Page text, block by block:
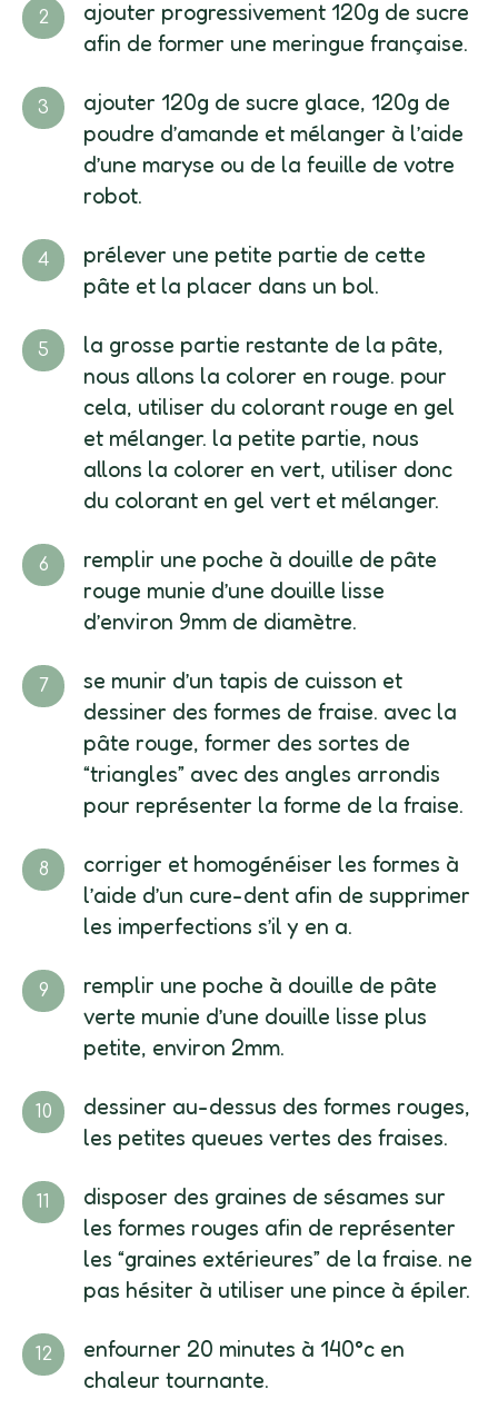
ajouter progressivement 120g de sucre
afin de former une meringue française.
ajouter 120g de sucre glace, 120g de
poudre d’amande et mélanger à l’aide
d’une maryse ou de la feuille de votre
robot.
prélever une petite partie de cette
pâte et la placer dans un bol.
la grosse partie restante de la pâte,
nous allons la colorer en rouge. pour
cela, utiliser du colorant rouge en gel
et mélanger. la petite partie, nous
allons la colorer en vert, utiliser donc
du colorant en gel vert et mélanger.
remplir une poche à douille de pâte
rouge munie d’une douille lisse
d’environ 9mm de diamètre.
se munir d’un tapis de cuisson et
dessiner des formes de fraise. avec la
pâte rouge, former des sortes de
“triangles” avec des angles arrondis
pour représenter la forme de la fraise.
corriger et homogénéiser les formes à
l’aide d’un cure-dent afin de supprimer
les imperfections s’il y en a.
remplir une poche à douille de pâte
verte munie d’une douille lisse plus
petite, environ 2mm.
dessiner au-dessus des formes rouges,
les petites queues vertes des fraises.
disposer des graines de sésames sur
les formes rouges afin de représenter
les “graines extérieures” de la fraise. ne
pas hésiter à utiliser une pince à épiler.
enfourner 20 minutes à 140°c en
chaleur tournante.